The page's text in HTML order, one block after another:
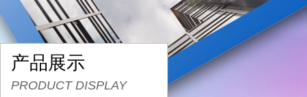
产品展示
PRODUCT DISPLAY